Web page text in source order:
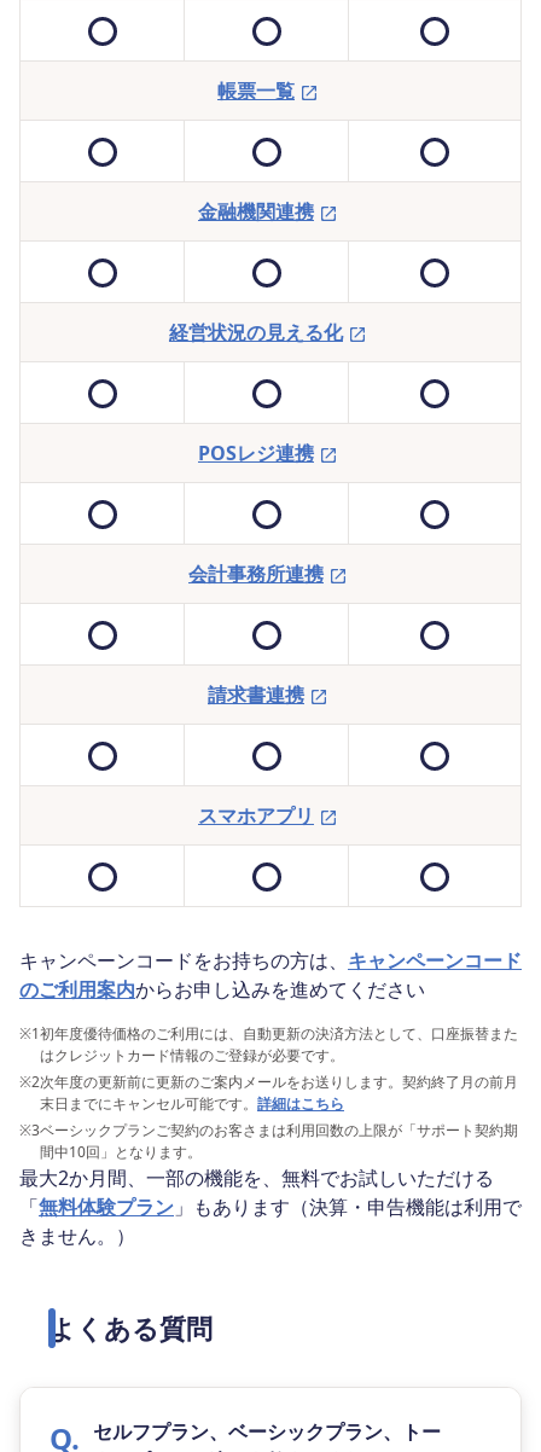
帳票一覧
金融機関連携
経営状況の見える化
POSレジ連携
会計事務所連携
請求書連携
スマホアプリ
キャンペーンコードをお持ちの方は、 キャンペーンコード
のご利用案内からお申し込みを進めてください
※1初年度優待価格のご利用には、自動更新の決済方法として、口座振替また
はクレジットカード情報のご登録が必要です。
※2次年度の更新前に更新のご案内メールをお送りします。契約終了月の前月
末日までにキャンセル可能です。 詳細はこちら
※3ベーシックプランご契約のお客さまは利用回数の上限が「サポート契約期
間中10回」となります。
最大2か月間、一部の機能を、無料でお試しいただける
「無料体験プラン 」もあります（決算・申告機能は利用で
きません。）
よくある質問
セルフプラン、ベーシックプラン、トー